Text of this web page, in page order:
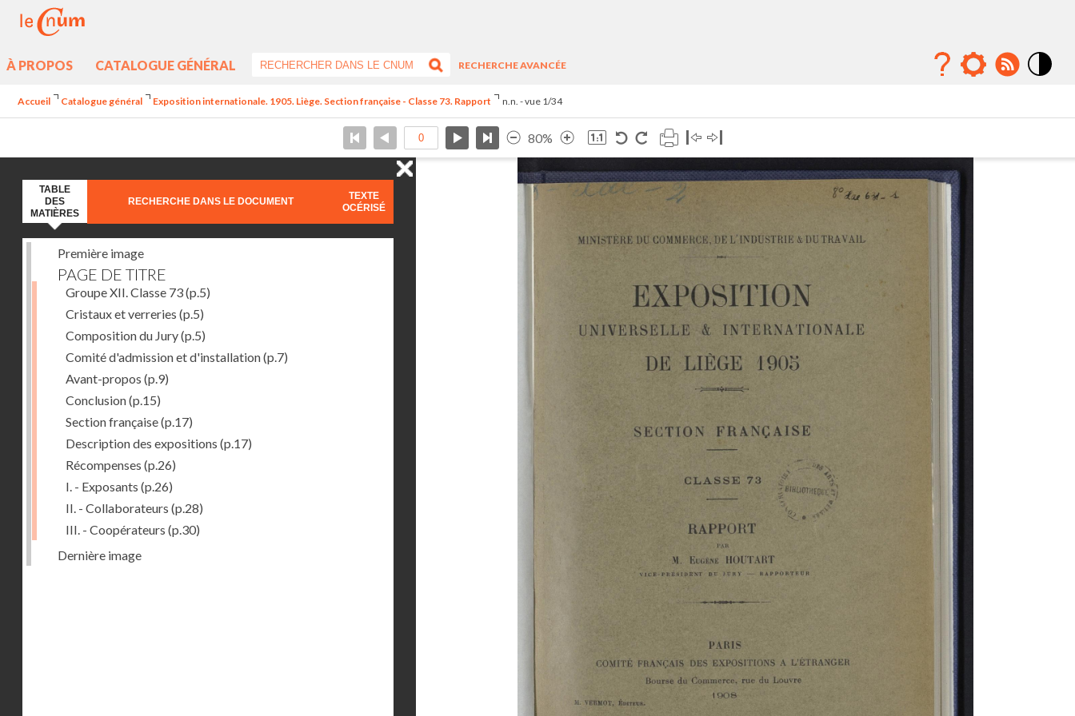
À PROPOS CATALOGUE GÉNÉRAL
RECHERCHE AVANCÉE
Accueil Catalogue général Exposition internationale. 1905. Liège. Section française - Classe 73. Rapport n.n. - vue 1/34
80%
TABLE
DES
MATIÈRES
RECHERCHE DANS LE DOCUMENT
TEXTE
OCÉRISÉ
Première image
PAGE DE TITRE
Groupe XII. Classe 73(p.5)
Cristaux et verreries (p.5)
Composition du Jury(p.5)
Comité d'admission et d'installation(p.7)
Avant-propos (p.9)
Conclusion(p.15)
Section française(p.17)
Description des expositions (p.17)
Récompenses (p.26)
I. - Exposants (p.26)
II. - Collaborateurs (p.28)
III. - Coopérateurs (p.30)
Dernière image